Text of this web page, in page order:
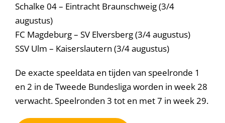
Schalke 04 – Eintracht Braunschweig (3/4
augustus)
FC Magdeburg – SV Elversberg (3/4 augustus)
SSV Ulm – Kaiserslautern (3/4 augustus)
De exacte speeldata en tijden van speelronde 1
en 2 in de Tweede Bundesliga worden in week 28
verwacht. Speelronden 3 tot en met 7 in week 29.